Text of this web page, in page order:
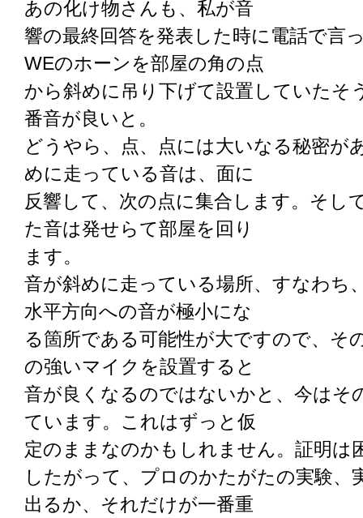
あの化け物さんも、私が音
響の最終回答を発表した時に電話で言
WEのホーンを部屋の角の点
から斜めに吊り下げて設置していたそ
番音が良いと。
どうやら、点、点には大いなる秘密が
めに走っている音は、面に
反響して、次の点に集合します。そし
た音は発せらて部屋を回り
ます。
音が斜めに走っている場所、すなわち
水平方向への音が極小にな
る箇所である可能性が大ですので、そ
の強いマイクを設置すると
音が良くなるのではないかと、今はそ
ています。これはずっと仮
定のままなのかもしれません。証明は
したがって、プロのかたがたの実験、
出るか、それだけが一番重